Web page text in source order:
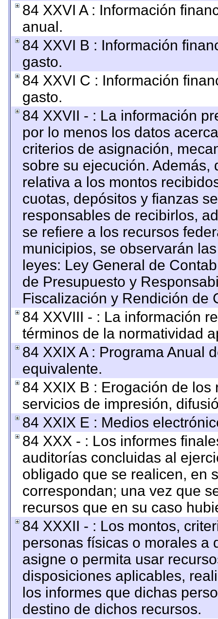
84 XXVI A : Información
anual.
84 XXVI B : Información
gasto.
84 XXVI C : Información
gasto.
84 XXVII - : La información
por lo menos los datos
criterios de asignación,
sobre su ejecución.
relativa a los montos
cuotas, depósitos y fianzas
responsables de recibirlos,
se refiere a los recursos
municipios, se observarán
leyes: Ley General de
de Presupuesto y
Fiscalización y Rendición de
84 XXVIII - : La información
términos de la normatividad
84 XXIX A : Programa Anual
equivalente.
84 XXIX B : Erogación de
servicios de impresión,
84 XXIX E : Medios
84 XXX - : Los informes
auditorías concluidas al
obligado que se realicen, en
correspondan; una vez que
recursos que en su caso
84 XXXII - : Los montos,
personas físicas o morales a
asigne o permita usar
disposiciones aplicables,
los informes que dichas
destino de dichos recursos.